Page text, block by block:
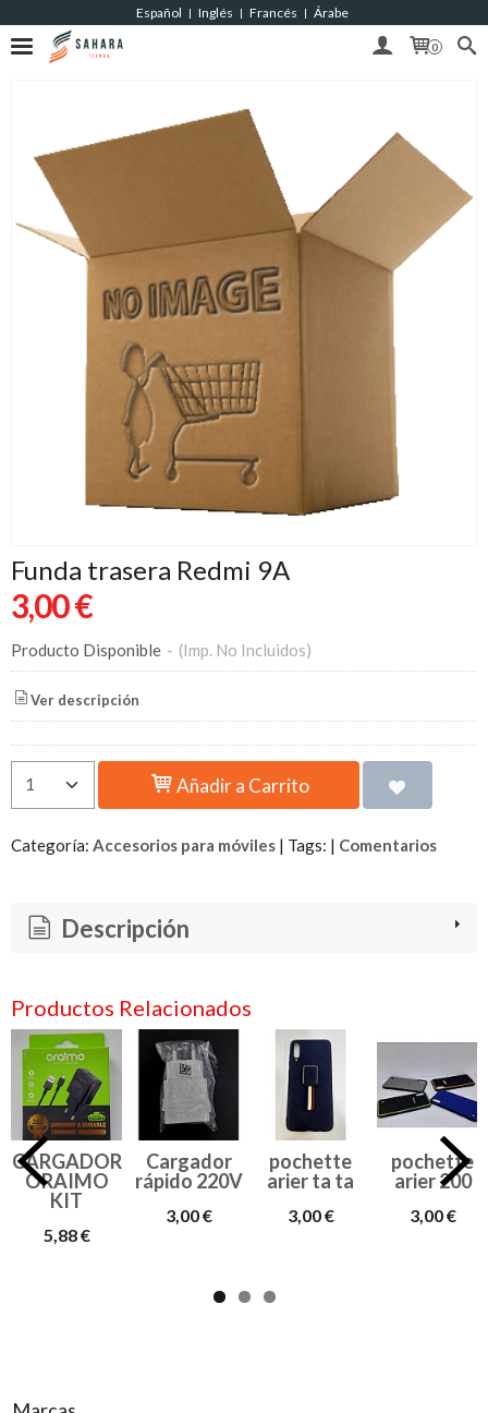
Español | Inglés | Francés | Árabe
0
Funda trasera Redmi 9A
3,00 €
Producto Disponible - (Imp. No Incluidos)
Ver descripción
Añadir a Carrito
Categoría: Accesorios para móviles | Tags: | Comentarios
Descripción
Productos Relacionados
CARGADOR
ORAIMO
KIT
5,88 €
Cargador
rápido 220V
3,00 €
pochette
arier ta ta
3,00 €
pochette
arier 200
3,00 €